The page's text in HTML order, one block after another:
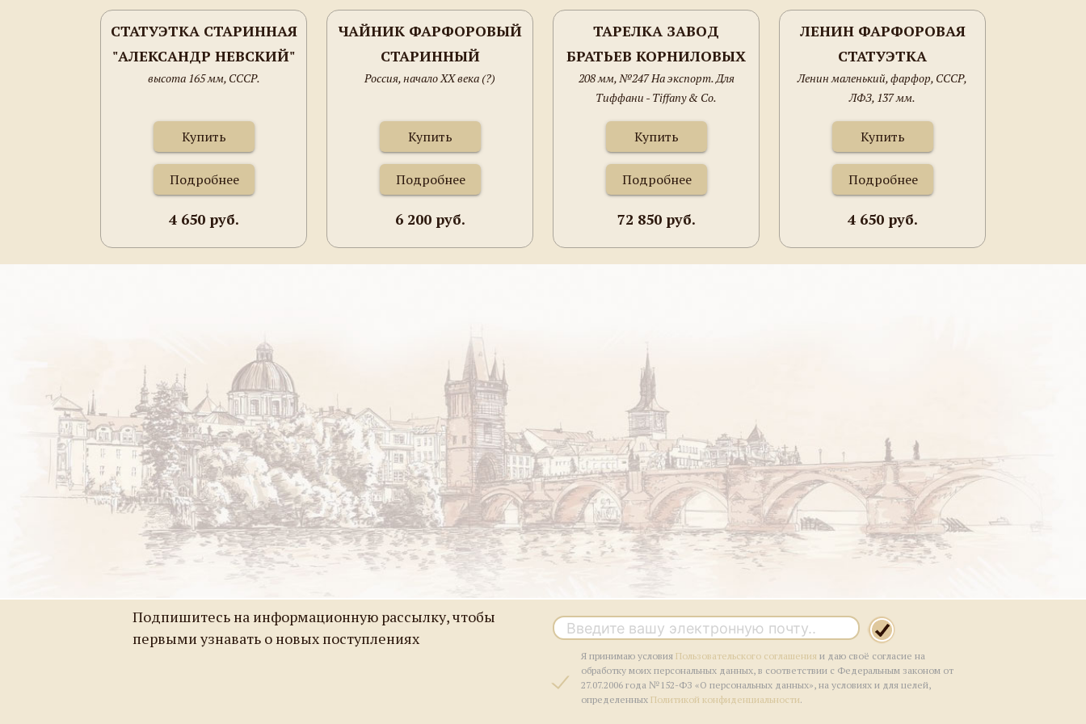
СТАТУЭТКА СТАРИННАЯ
"АЛЕКСАНДР НЕВСКИЙ"
высота 165 мм, СССР.
Купить
Подробнее
4 650 руб.
ЧАЙНИК ФАРФОРОВЫЙ
СТАРИННЫЙ
Россия, начало XX века (?)
Купить
Подробнее
6 200 руб.
ТАРЕЛКА ЗАВОД
БРАТЬЕВ КОРНИЛОВЫХ
208 мм, №247 На экспорт. Для
Тиффани - Tiffany & Co.
Купить
Подробнее
72 850 руб.
ЛЕНИН ФАРФОРОВАЯ
СТАТУЭТКА
Ленин маленький, фарфор, СССР,
ЛФЗ, 137 мм.
Купить
Подробнее
4 650 руб.
Подпишитесь на информационную рассылку, чтобы
первыми узнавать о новых поступлениях
Я принимаю условия Пользовательского соглашения и даю своё согласие на
обработку моих персональных данных, в соответствии с Федеральным законом от
27.07.2006 года №152-ФЗ «О персональных данных», на условиях и для целей,
определенных Политикой конфиденциальности.